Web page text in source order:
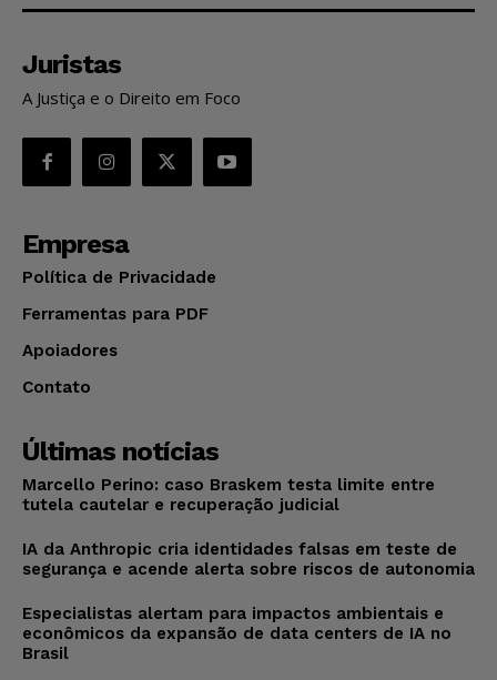
Juristas
A Justiça e o Direito em Foco
Empresa
Política de Privacidade
Ferramentas para PDF
Apoiadores
Contato
Últimas notícias
Marcello Perino: caso Braskem testa limite entre
tutela cautelar e recuperação judicial
IA da Anthropic cria identidades falsas em teste de
segurança e acende alerta sobre riscos de autonomia
Especialistas alertam para impactos ambientais e
econômicos da expansão de data centers de IA no
Brasil